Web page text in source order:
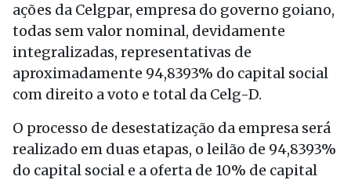
ações da Celgpar, empresa do governo goiano,
todas sem valor nominal, devidamente
integralizadas, representativas de
aproximadamente 94,8393% do capital social
com direito a voto e total da Celg-D.
O processo de desestatização da empresa será
realizado em duas etapas, o leilão de 94,8393%
do capital social e a oferta de 10% de capital